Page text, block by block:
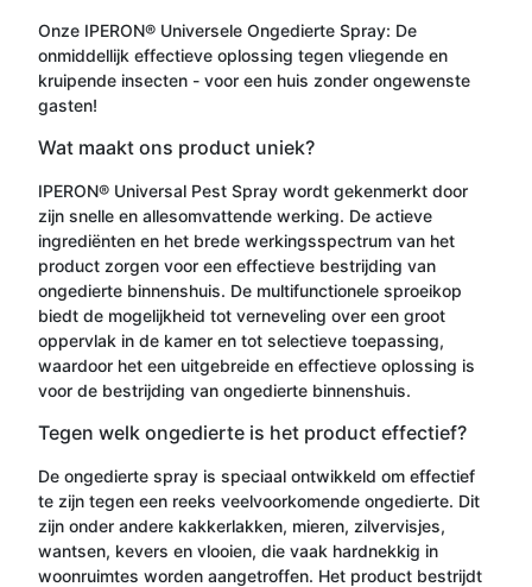
Onze IPERON® Universele Ongedierte Spray: De
onmiddellijk effectieve oplossing tegen vliegende en
kruipende insecten - voor een huis zonder ongewenste
gasten!
Wat maakt ons product uniek?
IPERON® Universal Pest Spray wordt gekenmerkt door
zijn snelle en allesomvattende werking. De actieve
ingrediënten en het brede werkingsspectrum van het
product zorgen voor een effectieve bestrijding van
ongedierte binnenshuis. De multifunctionele sproeikop
biedt de mogelijkheid tot verneveling over een groot
oppervlak in de kamer en tot selectieve toepassing,
waardoor het een uitgebreide en effectieve oplossing is
voor de bestrijding van ongedierte binnenshuis.
Tegen welk ongedierte is het product effectief?
De ongedierte spray is speciaal ontwikkeld om effectief
te zijn tegen een reeks veelvoorkomende ongedierte. Dit
zijn onder andere kakkerlakken, mieren, zilvervisjes,
wantsen, kevers en vlooien, die vaak hardnekkig in
woonruimtes worden aangetroffen. Het product bestrijdt